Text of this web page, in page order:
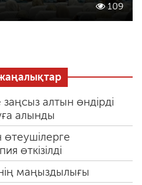
109
алтын өндірді
алынды
өткізілді
маңыздылығы